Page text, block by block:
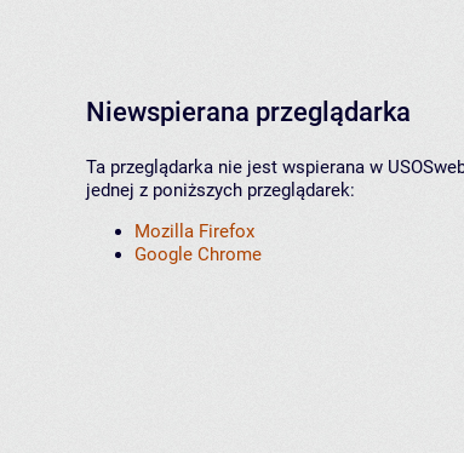
Niewspierana przeglądarka
Ta przeglądarka nie jest wspierana w
jednej z poniższych przeglądarek:
Mozilla Firefox
Google Chrome